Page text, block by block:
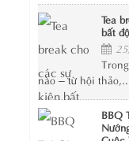
Tea
bất
nào – từ hội
BBQ